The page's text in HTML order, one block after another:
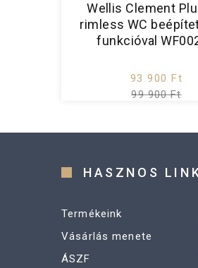
Wellis Clement
rimless WC
funkcióval
93 900 Ft
99 900 Ft
HASZNOS
Termékeink
Vásárlás menete
ÁSZF